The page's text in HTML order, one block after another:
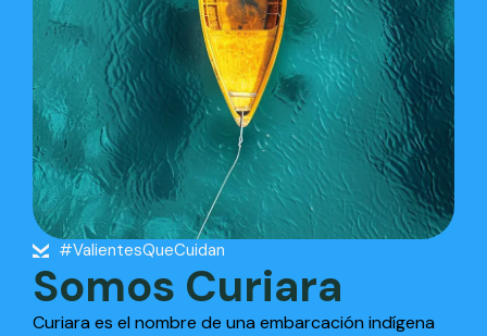
#ValientesQueCuidan
Somos Curiara
Curiara es el nombre de una embarcación indígena